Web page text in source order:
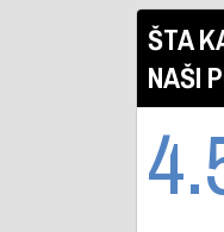
ŠTA
NAŠI